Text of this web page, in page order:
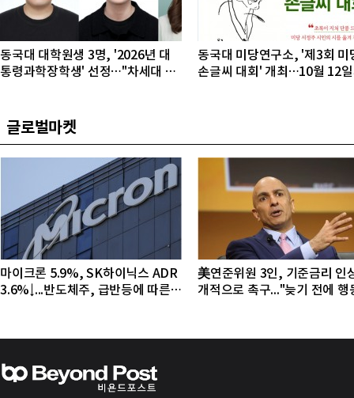
동국대 대학원생 3명, '2026년 대
통령과학장학생' 선정…"차세대 연
동국대 미당연구소, '제3회 미
손글씨 대회' 개최…10월 12
글로벌마켓
마이크론 5.9%, SK하이닉스 ADR
3.6%↓...반도체주, 급반등에 따른
美연준위원 3인, 기준금리 인
개적으로 촉구..."늦기 전에 행